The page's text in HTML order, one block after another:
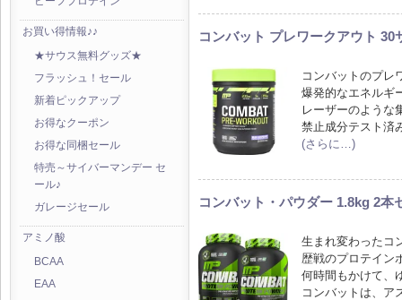
お買い得情報♪♪
★サウス無料グッズ★
フラッシュ！セール
新着ピックアップ
お得なクーポン
お得な同梱セール
特売～サイバーマンデー セ
ール♪
ガレージセール
アミノ酸
BCAA
EAA
コンバット プレワークアウト 30
コンバットのプレ
爆発的なエネルギ
レーザーのような
禁止成分テスト済
(さらに…)
コンバット・パウダー 1.8kg 2本
生まれ変わったコ
歴戦のプロテイン
何時間もかけて、
コンバットは、ア